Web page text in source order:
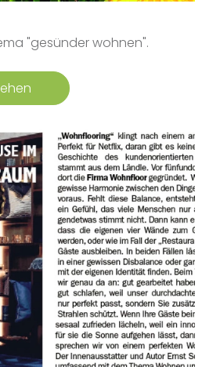
"gesünder wohnen".